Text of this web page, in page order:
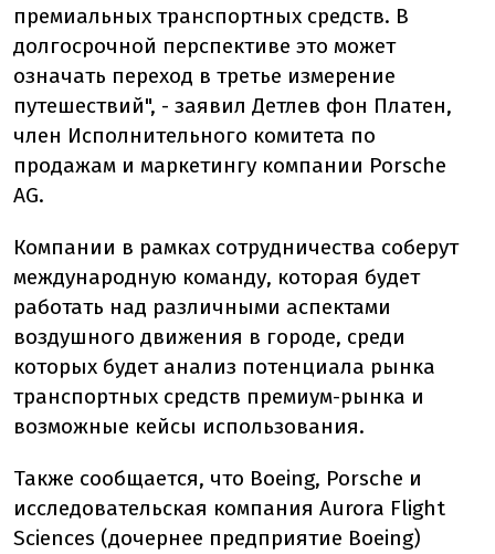
премиальных транспортных средств. В
долгосрочной перспективе это может
означать переход в третье измерение
путешествий", - заявил Детлев фон Платен,
член Исполнительного комитета по
продажам и маркетингу компании Porsche
AG.
Компании в рамках сотрудничества соберут
международную команду, которая будет
работать над различными аспектами
воздушного движения в городе, среди
которых будет анализ потенциала рынка
транспортных средств премиум-рынка и
возможные кейсы использования.
Также сообщается, что Boeing, Porsche и
исследовательская компания Aurora Flight
Sciences (дочернее предприятие Boeing)